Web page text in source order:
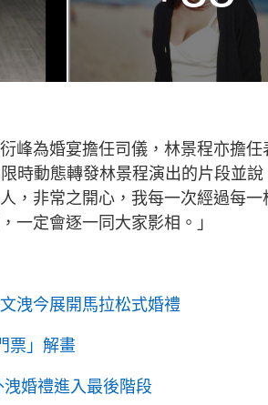
峰為婚宴擔任司儀，林景程亦擔任
時動態轉發林景程演出的片段並說
，非常之開心，我每一次經過每一
一定會逐一同大家影相。」
洩今展開馬拉松式婚禮
票」解畫
婚禮進入最後階段